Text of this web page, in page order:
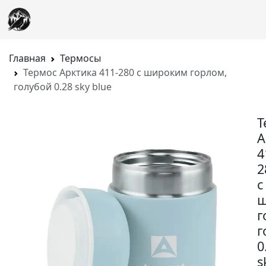
Главная
Термосы
Термос Арктика 411-280 с широким горлом,
голубой 0.28 sky blue
с